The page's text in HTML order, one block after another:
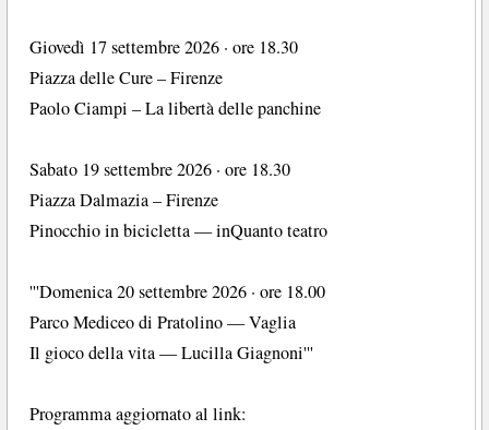
Giovedì 17 settembre 2026 · ore 18.30
Piazza delle Cure – Firenze
Paolo Ciampi – La libertà delle panchine
Sabato 19 settembre 2026 · ore 18.30
Piazza Dalmazia – Firenze
Pinocchio in bicicletta — inQuanto teatro
'''Domenica 20 settembre 2026 · ore 18.00
Parco Mediceo di Pratolino — Vaglia
Il gioco della vita — Lucilla Giagnoni'''
Programma aggiornato al link: